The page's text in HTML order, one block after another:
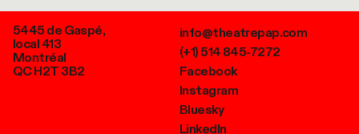
5445 de Gaspé,
local 413
Montréal
QC H2T 3B2
info@theatrepap.com
(+1) 514 845-7272
Facebook
Instagram
Bluesky
LinkedIn